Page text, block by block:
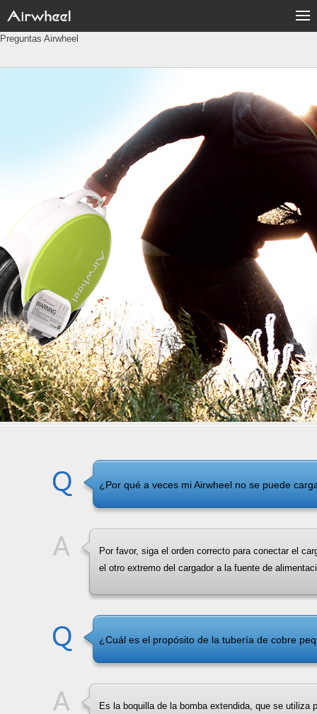
Preguntas Airwheel
¿Por qué a veces mi Airwheel no se puede
Por favor, siga el orden correcto para conectar el
el otro extremo del cargador a la fuente de
¿Cuál es el propósito de la tubería de cobre
Es la boquilla de la bomba extendida, que se utiliza